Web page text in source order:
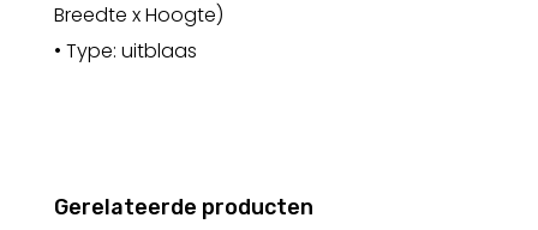
Breedte x Hoogte)
• Type: uitblaas
Gerelateerde producten